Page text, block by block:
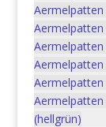
(hellgrün)